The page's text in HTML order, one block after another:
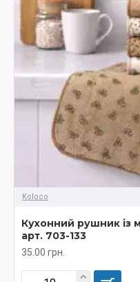
Koloco
Кухонний рушник із
арт. 703-133
35.00 грн.